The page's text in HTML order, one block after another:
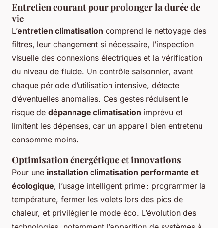
Entretien courant pour prolonger la durée de
vie
L’entretien climatisation comprend le nettoyage des
filtres, leur changement si nécessaire, l’inspection
visuelle des connexions électriques et la vérification
du niveau de fluide. Un contrôle saisonnier, avant
chaque période d’utilisation intensive, détecte
d’éventuelles anomalies. Ces gestes réduisent le
risque de dépannage climatisation imprévu et
limitent les dépenses, car un appareil bien entretenu
consomme moins.
Optimisation énergétique et innovations
Pour une installation climatisation performante et
écologique, l’usage intelligent prime : programmer la
température, fermer les volets lors des pics de
chaleur, et privilégier le mode éco. L’évolution des